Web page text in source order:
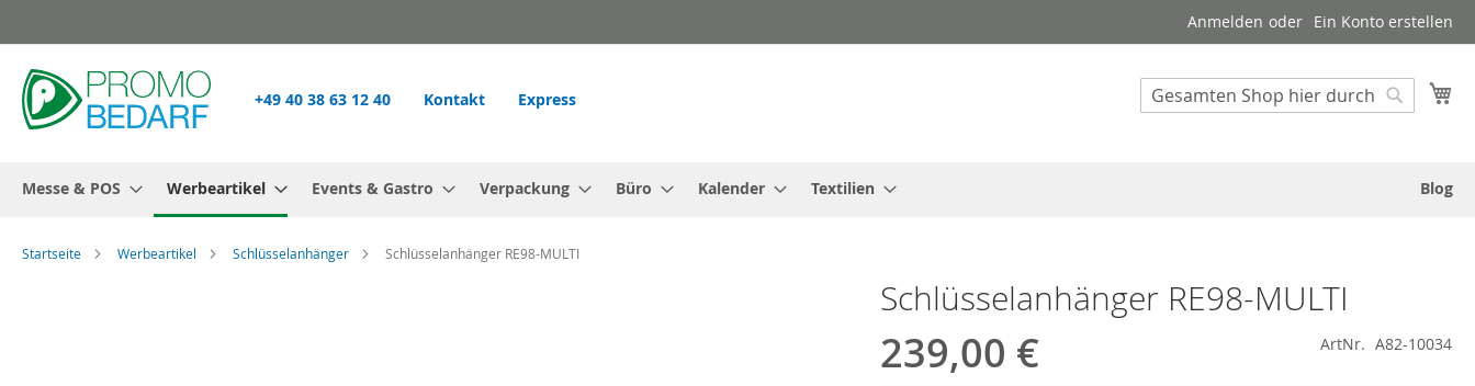
Inhalt
springen
Anmelden Ein Konto erstellen
Suche
Suche
+49 40 38 63 12 40 Kontakt Express
Messe & POS Werbeartikel Events & Gastro Verpackung Büro Kalender Textilien Blog
Startseite Werbeartikel Schlüsselanhänger Schlüsselanhänger RE98-MULTI
Schlüsselanhänger RE98-MULTI
239,00 € ArtNr. A82-10034